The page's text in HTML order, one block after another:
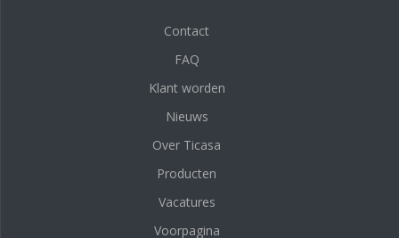
Contact
FAQ
Klant worden
Nieuws
Over Ticasa
Producten
Vacatures
Voorpagina